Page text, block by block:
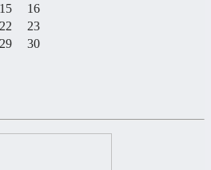
15
16
22
23
29
30